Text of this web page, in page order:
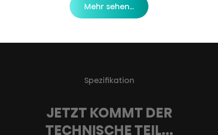
Mehr sehen...
Spezifikation
JETZT KOMMT DER
TECHNISCHE TEIL...